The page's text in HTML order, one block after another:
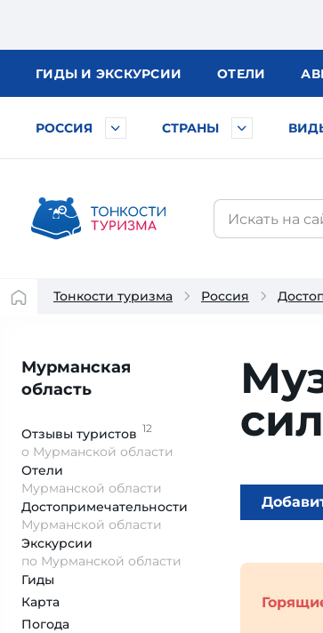
ГИДЫ И ЭКСКУРСИИ ОТЕЛИ
РОССИЯ СТРАНЫ
Тонкости туризма Россия
Мурманская
область
Отзывы туристов 12
о Мурманской области
Отели
Мурманской области
Достопримеча­тельности
Мурманской области
Экскурсии
по Мурманской области
Гиды
Карта
Погода